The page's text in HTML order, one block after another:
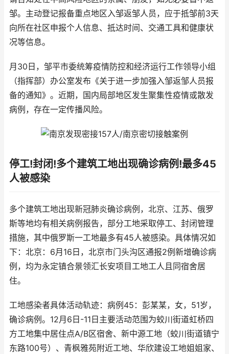
邹。主动登记报备重点地区入邹返邹人员，应于抵邹前3天
向所在社区申报个人信息、抵达时间、交通工具和健康状
况等信息。
月30日，邹平市委统筹疫情防控和经济运行工作领导小组
（指挥部）办公室发布《关于进一步加强入邹返邹人员报
备的通知》。近期，国内局部地区发生聚集性疫情或散发
病例，存在一定传播风险。
停工!封闭!多个建筑工地出现确诊病例!最多45
人被感染
多个建筑工地出现新冠肺炎确诊病例，北京、江苏、俄罗
斯等地均有相关病例报告，部分工地采取停工、封闭管理
措施，其中俄罗斯一工地最多有45人被感染。具体情况如
下：北京：6月16日，北京市门头沟区通报2例新增确诊病
例，均为永定镇合景领汇长安项目工地工人且同宿舍居
住。
工地感染者具体活动轨迹：病例45：彭某某，女，51岁，
确诊病例。12月6日-11日主要活动范围为蛟川街道虹桥四
方工地集中居住点A/B区宿舍、新中源工地（蛟川街道镇宁
东路100号）、青枫雅苑附近工地、华欣建设工地姐姐家、